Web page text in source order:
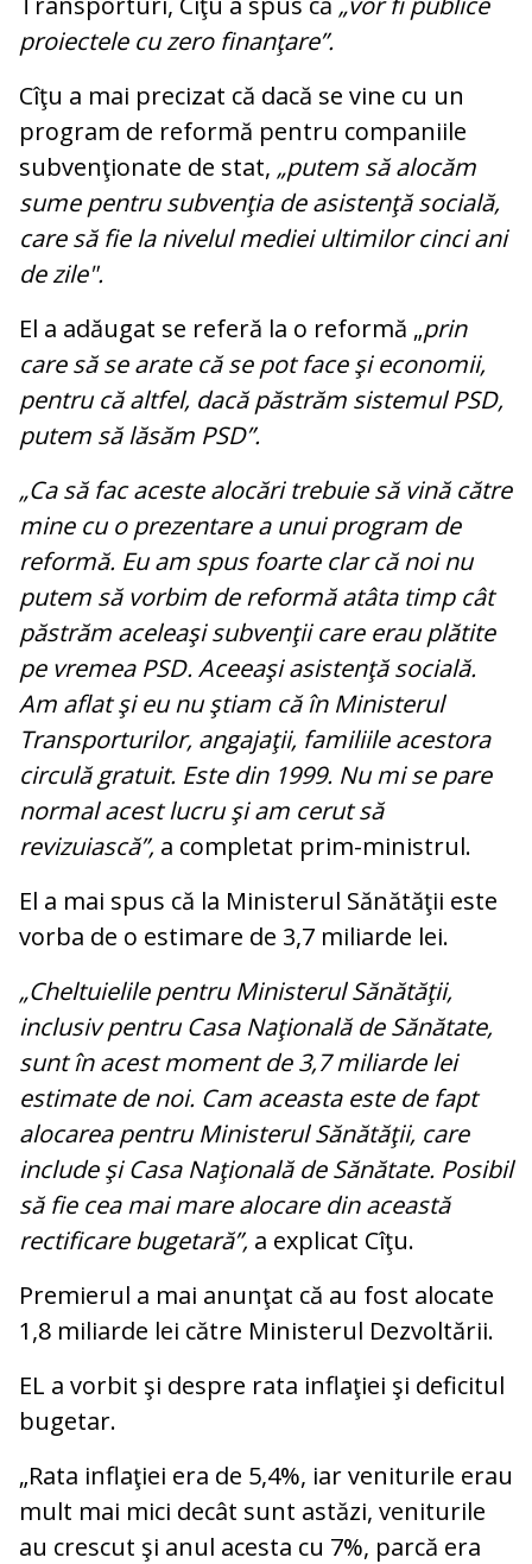
proiectele cu zero finanţare”.
Cîţu a mai precizat că dacă se vine cu un
program de reformă pentru companiile
subvenţionate de stat, „putem să alocăm
sume pentru subvenţia de asistenţă socială,
care să fie la nivelul mediei ultimilor cinci ani
de zile".
El a adăugat se referă la o reformă „prin
care să se arate că se pot face şi economii,
pentru că altfel, dacă păstrăm sistemul PSD,
putem să lăsăm PSD”.
„Ca să fac aceste alocări trebuie să vină către
mine cu o prezentare a unui program de
reformă. Eu am spus foarte clar că noi nu
putem să vorbim de reformă atâta timp cât
păstrăm aceleaşi subvenţii care erau plătite
pe vremea PSD. Aceeaşi asistenţă socială.
Am aflat şi eu nu ştiam că în Ministerul
Transporturilor, angajaţii, familiile acestora
circulă gratuit. Este din 1999. Nu mi se pare
normal acest lucru şi am cerut să
revizuiască”, a completat prim-ministrul.
El a mai spus că la Ministerul Sănătăţii este
vorba de o estimare de 3,7 miliarde lei.
„Cheltuielile pentru Ministerul Sănătăţii,
inclusiv pentru Casa Naţională de Sănătate,
sunt în acest moment de 3,7 miliarde lei
estimate de noi. Cam aceasta este de fapt
alocarea pentru Ministerul Sănătăţii, care
include şi Casa Naţională de Sănătate. Posibil
să fie cea mai mare alocare din această
rectificare bugetară”, a explicat Cîţu.
Premierul a mai anunţat că au fost alocate
1,8 miliarde lei către Ministerul Dezvoltării.
EL a vorbit şi despre rata inflaţiei şi deficitul
bugetar.
„Rata inflaţiei era de 5,4%, iar veniturile erau
mult mai mici decât sunt astăzi, veniturile
au crescut şi anul acesta cu 7%, parcă era